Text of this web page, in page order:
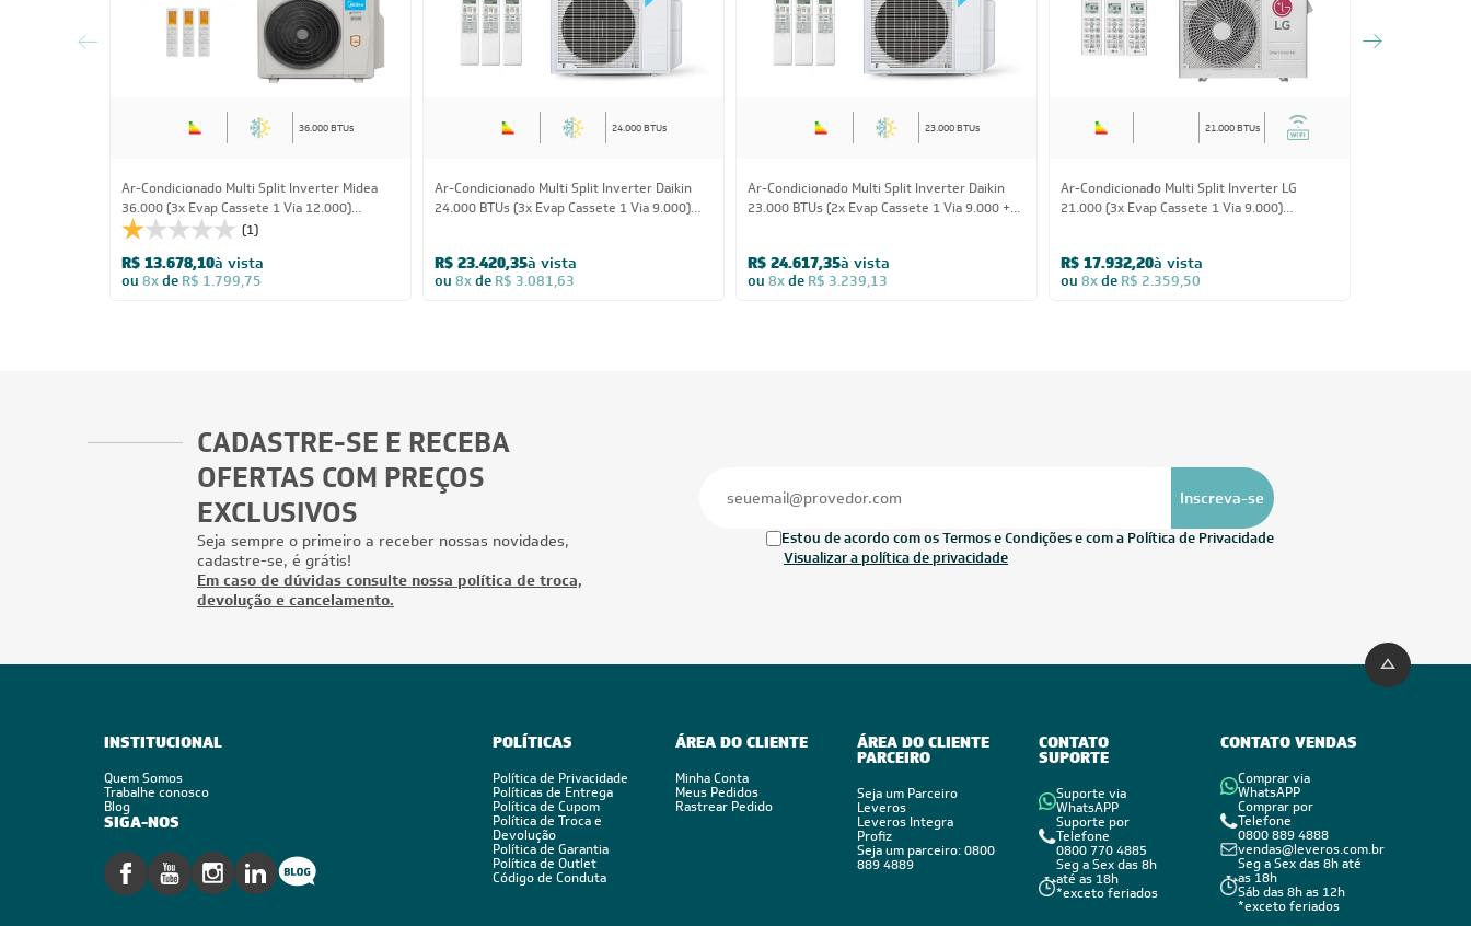
36.000 BTUs
Ar-Condicionado Multi Split Inverter Midea
36.000 (3x Evap Cassete 1 Via 12.000)
Quente/Frio 220V
(1)
R$ 13.678,10à vista
ou 8xde R$ 1.799,75
24.000 BTUs
Ar-Condicionado Multi Split Inverter Daikin
24.000 BTUs (3x Evap Cassete 1 Via 9.000)
R$ 23.420,35à vista
ou 8xde R$ 3.081,63
23.000 BTUs
Ar-Condicionado Multi Split Inverter Daikin
23.000 BTUs (2x Evap Cassete 1 Via 9.000 +
R$ 24.617,35à vista
ou 8xde R$ 3.239,13
21.000 BTUs
Ar-Condicionado Multi Split Inverter LG
21.000 (3x Evap Cassete 1 Via 9.000)
R$ 17.932,20à vista
ou 8xde R$ 2.359,50
CADASTRE-SE E RECEBA
OFERTAS COM PREÇOS
EXCLUSIVOS
Seja sempre o primeiro a receber nossas novidades,
cadastre-se, é grátis!
Em caso de dúvidas consulte nossa política de troca,
devolução e cancelamento.
Inscreva-se
Estou de acordo com os Termos e Condições e com a Política de Privacidade
Visualizar a política de privacidade
INSTITUCIONAL
Quem Somos
Trabalhe conosco
Blog
SIGA-NOS
POLÍTICAS
Política de Privacidade
Políticas de Entrega
Política de Cupom
Política de Troca e
Devolução
Política de Garantia
Política de Outlet
Código de Conduta
ÁREA DO CLIENTE
Minha Conta
Meus Pedidos
Rastrear Pedido
ÁREA DO CLIENTE
PARCEIRO
Seja um Parceiro
Leveros
Leveros Integra
Profiz
Seja um parceiro: 0800
889 4889
CONTATO
SUPORTE
Suporte via
WhatsAPP
Suporte por
Telefone
0800 770 4885
Seg a Sex das 8h
até as 18h
*exceto feriados
CONTATO VENDAS
Comprar via
WhatsAPP
Comprar por
Telefone
0800 889 4888
vendas@leveros.com.br
Seg a Sex das 8h até
as 18h
Sáb das 8h as 12h
*exceto feriados